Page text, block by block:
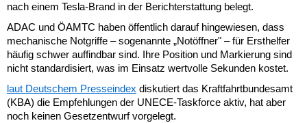
nach einem Tesla-Brand in der Berichterstattung belegt.
ADAC und ÖAMTC haben öffentlich darauf hingewiesen, dass
mechanische Notgriffe – sogenannte „Notöffner" – für Ersthelfer
häufig schwer auffindbar sind. Ihre Position und Markierung sind
nicht standardisiert, was im Einsatz wertvolle Sekunden kostet.
laut Deutschem Presseindex diskutiert das Kraftfahrtbundesamt
(KBA) die Empfehlungen der UNECE-Taskforce aktiv, hat aber
noch keinen Gesetzentwurf vorgelegt.